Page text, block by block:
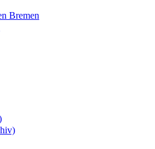
Bremen